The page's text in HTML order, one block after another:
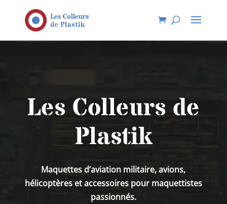
Les Colleurs de
Plastik
Maquettes d’aviation militaire, avions,
hélicoptères et accessoires pour maquettistes
passionnés.